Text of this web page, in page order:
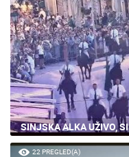
SINJSKA ALKA UŽIVO,
22 PREGLED(A)